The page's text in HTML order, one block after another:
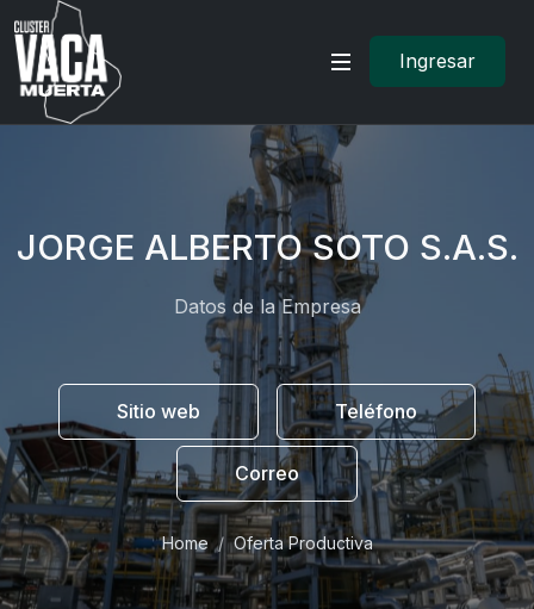
Ingresar
JORGE ALBERTO SOTO S.A.S.
Datos de la Empresa
Sitio web Teléfono
Correo
Home Oferta Productiva